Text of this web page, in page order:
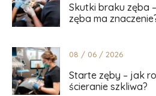
Skutki braku zęba
zęba ma
08 / 06 / 2026
Starte zęby – jak
ścieranie szkliwa?